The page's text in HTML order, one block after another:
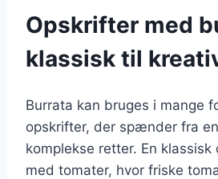
Opskrifter med
klassisk til
Burrata kan bruges i mange
opskrifter, der spænder fra
komplekse retter. En
med tomater, hvor friske